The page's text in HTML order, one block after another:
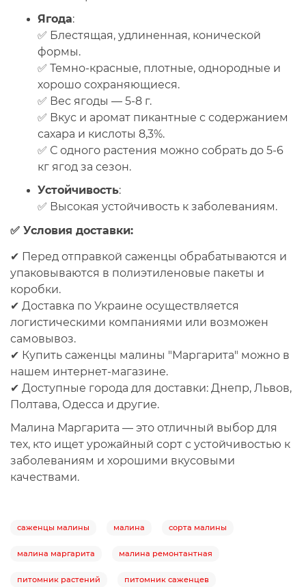
Ягода:
✅ Блестящая, удлиненная, конической
формы.
✅ Темно-красные, плотные, однородные и
хорошо сохраняющиеся.
✅ Вес ягоды — 5-8 г.
✅ Вкус и аромат пикантные с содержанием
сахара и кислоты 8,3%.
✅ С одного растения можно собрать до 5-6
кг ягод за сезон.
Устойчивость:
✅ Высокая устойчивость к заболеваниям.
✅ Условия доставки:
✔ Перед отправкой саженцы обрабатываются и
упаковываются в полиэтиленовые пакеты и
коробки.
✔ Доставка по Украине осуществляется
логистическими компаниями или возможен
самовывоз.
✔ Купить саженцы малины "Маргарита" можно в
нашем интернет-магазине.
✔ Доступные города для доставки: Днепр, Львов,
Полтава, Одесса и другие.
Малина Маргарита — это отличный выбор для
тех, кто ищет урожайный сорт с устойчивостью к
заболеваниям и хорошими вкусовыми
качествами.
саженцы малины малина сорта малины
малина маргарита малина ремонтантная
питомник растений питомник саженцев